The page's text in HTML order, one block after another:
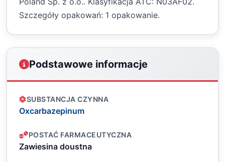
Szczegóły opakowań: 1 opakowanie.
Podstawowe informacje
SUBSTANCJA CZYNNA
Oxcarbazepinum
POSTAĆ FARMACEUTYCZNA
Zawiesina doustna